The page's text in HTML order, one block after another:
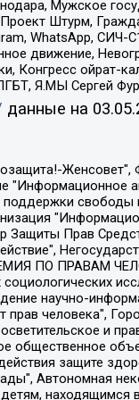
Мужское
Штурм,
WhatsApp,
движение,
Конгресс ойрат-
Я.МЫ Сергей
данные на
Маняхин Петр Борисович, Чуракова Ольга Владимировна, Ярош Юлия Петровна, Юридическое лицо "The Insider SIA", зарегистрированное в Риге, Латвийская Республика (дата регистрации 26.06.2015), являющееся администратором доменного имени интернет-издания "The Insider SIA", https://theins.ru, Постернак Алексей Евгеньевич, Рубин Михаил Аркадьевич, Анин Роман Александрович, Юридическое лицо Istories fonds, зарегистрированное в Латвийской Республике (регистрационный номер 50008295751, дата регистрации 24.02.2020), Великовский Дмитрий Александрович, Долинина Ирина Николаевна, Мароховская Алеся Алексеевна, Шлейнов Роман Юрьевич, Шмагун Олеся Валентиновна, Общество с ограниченной ответственностью "Альтаир 2021", Общество с ограниченной ответственностью "Вега 2021", Общество с ограниченной ответственностью "Главный редактор 2021", Общество с ограниченной ответственностью "Ромашки монолит", Важенков Артем Валерьевич, Ивановская областная общественная организация "Центр гендерных исследований", Гурман Юрий Альбертович, Медиапроект "ОВД-Инфо", Егоров Владимир Владимирович,